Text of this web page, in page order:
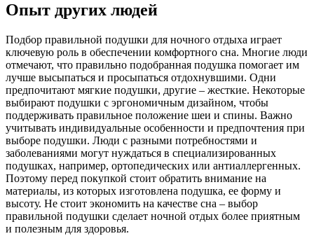
Опыт других людей
Подбор правильной подушки для ночного отдыха играет
ключевую роль в обеспечении комфортного сна. Многие люди
отмечают, что правильно подобранная подушка помогает им
лучше высыпаться и просыпаться отдохнувшими. Одни
предпочитают мягкие подушки, другие – жесткие. Некоторые
выбирают подушки с эргономичным дизайном, чтобы
поддерживать правильное положение шеи и спины. Важно
учитывать индивидуальные особенности и предпочтения при
выборе подушки. Люди с разными потребностями и
заболеваниями могут нуждаться в специализированных
подушках, например, ортопедических или антиаллергенных.
Поэтому перед покупкой стоит обратить внимание на
материалы, из которых изготовлена подушка, ее форму и
высоту. Не стоит экономить на качестве сна – выбор
правильной подушки сделает ночной отдых более приятным
и полезным для здоровья.